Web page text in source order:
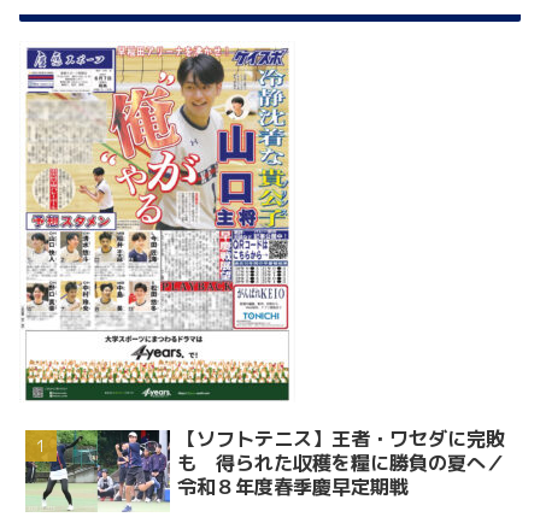
【ソフトテニス】王者・ワセダに完敗
も 得られた収穫を糧に勝負の夏へ／
令和８年度春季慶早定期戦